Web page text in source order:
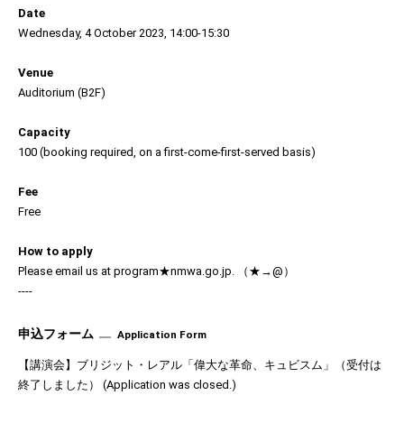
Date
Wednesday, 4 October 2023, 14:00-15:30
Venue
Auditorium (B2F)
Capacity
100 (booking required, on a first-come-first-served basis)
Fee
Free
How to apply
Please email us at program★nmwa.go.jp. （★→@）
----
申込フォーム Application Form
【講演会】ブリジット・レアル「偉大な革命、キュビスム」（受付は
終了しました） (Application was closed. )